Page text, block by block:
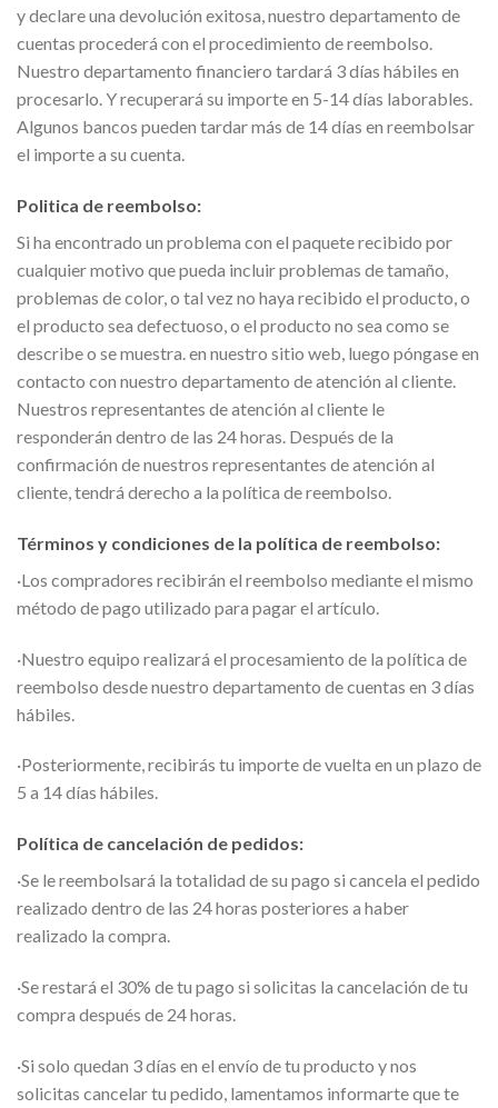
y declare una devolución exitosa, nuestro departamento de
cuentas procederá con el procedimiento de reembolso.
Nuestro departamento financiero tardará 3 días hábiles en
procesarlo. Y recuperará su importe en 5-14 días laborables.
Algunos bancos pueden tardar más de 14 días en reembolsar
el importe a su cuenta.
Politica de reembolso:
Si ha encontrado un problema con el paquete recibido por
cualquier motivo que pueda incluir problemas de tamaño,
problemas de color, o tal vez no haya recibido el producto, o
el producto sea defectuoso, o el producto no sea como se
describe o se muestra. en nuestro sitio web, luego póngase en
contacto con nuestro departamento de atención al cliente.
Nuestros representantes de atención al cliente le
responderán dentro de las 24 horas. Después de la
confirmación de nuestros representantes de atención al
cliente, tendrá derecho a la política de reembolso.
Términos y condiciones de la política de reembolso:
·Los compradores recibirán el reembolso mediante el mismo
método de pago utilizado para pagar el artículo.
·Nuestro equipo realizará el procesamiento de la política de
reembolso desde nuestro departamento de cuentas en 3 días
hábiles.
·Posteriormente, recibirás tu importe de vuelta en un plazo de
5 a 14 días hábiles.
Política de cancelación de pedidos:
·Se le reembolsará la totalidad de su pago si cancela el pedido
realizado dentro de las 24 horas posteriores a haber
realizado la compra.
·Se restará el 30% de tu pago si solicitas la cancelación de tu
compra después de 24 horas.
·Si solo quedan 3 días en el envío de tu producto y nos
solicitas cancelar tu pedido, lamentamos informarte que te